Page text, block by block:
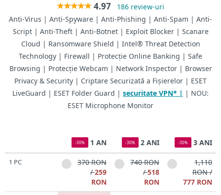
4.97
186 review-uri
Anti-Virus | Anti-Spyware | Anti-Phishing | Anti-Spam | Anti-
Script | Anti-Theft | Anti-Botnet | Exploit Blocker | Scanare
Cloud | Ransomware Shield | Intel® Threat Detection
Technology | Firewall | Protecție Online Banking | Safe
Browsing | Protecție Webcam | Network Inspector | Browser
Privacy & Security | Criptare Securizată a Fișierelor | ESET
LiveGuard | ESET Folder Guard | securitate VPN* | | NOU:
ESET Microphone Monitor
-30% 1 AN -30% 2 ANI -30% 3 ANI
1 PC
370 RON
/259
RON
740 RON
/518
RON
1,110
RON /
777 RON